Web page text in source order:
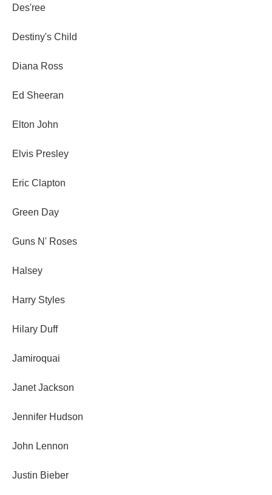
Des'ree
Destiny's Child
Diana Ross
Ed Sheeran
Elton John
Elvis Presley
Eric Clapton
Green Day
Guns N' Roses
Halsey
Harry Styles
Hilary Duff
Jamiroquai
Janet Jackson
Jennifer Hudson
John Lennon
Justin Bieber